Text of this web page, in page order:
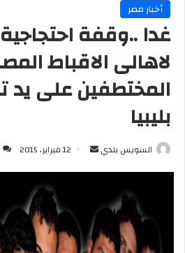
أخبار مصر
غدا ..وقفة
لاهالى الاقباط
المختطفين على
بليبيا
السويس بلدي
أرسل 12 فبراير، 2015